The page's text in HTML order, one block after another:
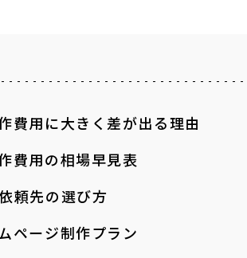
費用に大きく差が出る理由
費用の相場早見表
頼先の選び方
ページ制作プラン